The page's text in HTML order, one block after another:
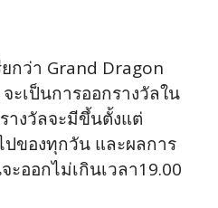
กว่า Grand Dragon
ะเป็นการออกรางวัลใน
างวัลจะมีขึ้นตั้งแต่
ปของทุกวัน และผลการ
ะออกไม่เกินเวลา19.00